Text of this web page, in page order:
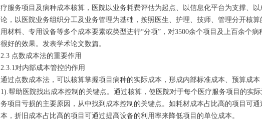
疗服务项目及病种成本核算，医院以业务耗费评估为起点、以信息化平台为支撑、
论，以医院业务组织分工及业务管理为基础，按照医生、护理、技师、管理分开核
用材料、专用设备等多个成本要素或类型进行“分项”，对3500余个项目及上百余个
很好的效果。发表学术论文数篇。
2.3 点数成本法的重要作用
2.3.1对内部成本管控的作用
通过点数成本法，可以核算掌握项目病种的实际成本，形成内部标准成本、预算成
1).帮助医院找出成本控制的关键点。通过核算，使医院对于每个医疗服务项目的实
务项目亏损的主要原因，从中找到成本控制的关键点。如耗材成本占比高的项目可
本，折旧成本占比高的项目可通过提高设备的利用率来降低项目的单位成本。